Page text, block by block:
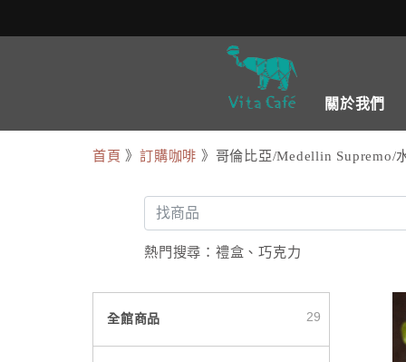
關於我們
首頁 》訂購咖啡 》哥倫比亞/Medellin Supremo/
熱門搜尋： 禮盒 、巧克力
全館商品 29